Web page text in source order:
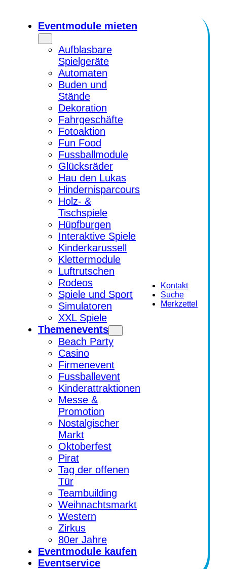
Eventmodule mieten
Aufblasbare
Spielgeräte
Automaten
Buden und
Stände
Dekoration
Fahrgeschäfte
Fotoaktion
Fun Food
Fussballmodule
Glücksräder
Hau den Lukas
Hindernisparcours
Holz- &
Tischspiele
Hüpfburgen
Interaktive Spiele
Kinderkarussell
Klettermodule
Luftrutschen
Rodeos
Spiele und Sport
Simulatoren
XXL Spiele
Themenevents
Beach Party
Casino
Firmenevent
Fussballevent
Kinderattraktionen
Messe &
Promotion
Nostalgischer
Markt
Oktoberfest
Pirat
Tag der offenen
Tür
Teambuilding
Weihnachtsmarkt
Western
Zirkus
80er Jahre
Eventmodule kaufen
Eventservice
Kontakt
Suche
Merkzettel